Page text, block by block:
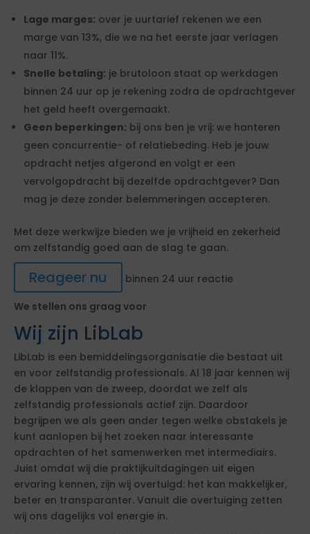
Lage marges: over je uurtarief rekenen we een
marge van 13%, die we na het eerste jaar verlagen
naar 11%.
Snelle betaling: je brutoloon staat op werkdagen
binnen 24 uur op je rekening zodra de opdrachtgever
het geld heeft overgemaakt.
Geen beperkingen: bij ons ben je vrij: we hanteren
geen concurrentie- of relatiebeding. Heb je jouw
opdracht netjes afgerond en volgt er een
vervolgopdracht bij dezelfde opdrachtgever? Dan
mag je deze zonder belemmeringen accepteren.
Met deze werkwijze bieden we je vrijheid en zekerheid
om zelfstandig goed aan de slag te gaan.
Reageer nu
binnen 24 uur reactie
We stellen ons graag voor
Wij zijn LibLab
LibLab is een bemiddelingsorganisatie die bestaat uit
en voor zelfstandig professionals. Al 18 jaar kennen wij
de klappen van de zweep, doordat we zelf als
zelfstandig professionals actief zijn. Daardoor
begrijpen we als geen ander tegen welke obstakels je
kunt aanlopen bij het zoeken naar interessante
opdrachten of het samenwerken met intermediairs.
Juist omdat wij die praktijkuitdagingen uit eigen
ervaring kennen, zijn wij overtuigd: het kan makkelijker,
beter en transparanter. Vanuit die overtuiging zetten
wij ons dagelijks vol energie in.